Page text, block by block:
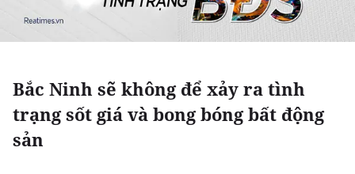
Bắc Ninh sẽ không để xảy ra tình
trạng sốt giá và bong bóng bất động
sản